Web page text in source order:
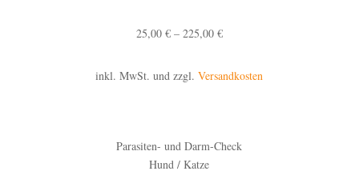
25,00 € – 225,00 €
inkl. MwSt. und zzgl.Versandkosten
Parasiten- und Darm-Check
Hund / Katze